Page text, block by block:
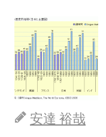
安達 裕哉